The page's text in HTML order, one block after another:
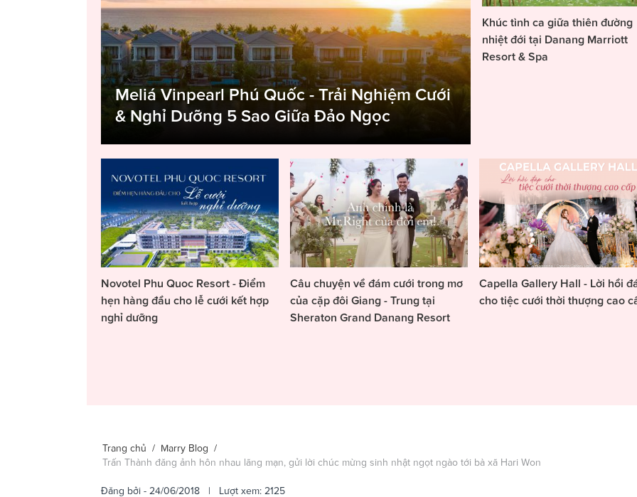
Meliá Vinpearl Phú Quốc - Trải Nghiệm Cưới
& Nghỉ Dưỡng 5 Sao Giữa Đảo Ngọc
Khúc tình ca giữa thiên đường
nhiệt đới tại Danang Marriott
Resort & Spa
Novotel Phu Quoc Resort - Điểm
hẹn hàng đầu cho lễ cưới kết hợp
nghỉ dưỡng
Câu chuyện về đám cưới trong mơ
của cặp đôi Giang - Trung tại
Sheraton Grand Danang Resort
Capella Gallery Hall - Lời hồi
cho tiệc cưới thời thượng cao
Trang chủ / Marry Blog /
Trấn Thành đăng ảnh hôn nhau lãng mạn, gửi lời chúc mừng sinh nhật ngọt ngào tới bà xã Hari Won
Đăng bởi - 24/06/2018 | Lượt xem: 2125